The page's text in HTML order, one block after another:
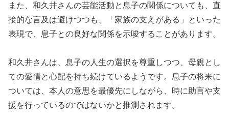
また、和久井さんの芸能活動と息子の関係についても、直
接的な言及は避けつつも、「家族の支えがある」といった
表現で、息子との良好な関係を示唆することがあります。
和久井さんは、息子の人生の選択を尊重しつつ、母親とし
ての愛情と心配を持ち続けているようです。息子の将来に
ついては、本人の意思を最優先にしながら、時に助言や支
援を行っているのではないかと推測されます。